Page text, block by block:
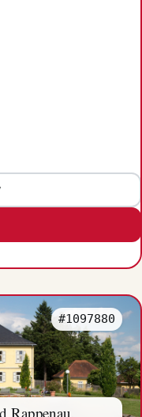
#1097880
Rappenau,